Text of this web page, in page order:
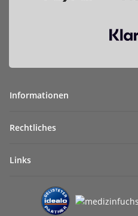
Informationen
Rechtliches
Links